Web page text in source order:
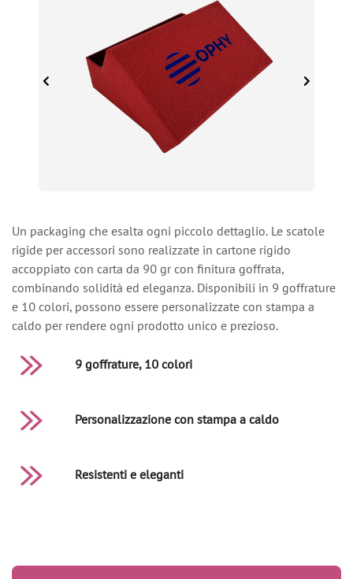
Un packaging che esalta ogni piccolo dettaglio. Le scatole
rigide per accessori sono realizzate in cartone rigido
accoppiato con carta da 90 gr con finitura goffrata,
combinando solidità ed eleganza. Disponibili in 9 goffrature
e 10 colori, possono essere personalizzate con stampa a
caldo per rendere ogni prodotto unico e prezioso.
9 goffrature, 10 colori
Personalizzazione con stampa a caldo
Resistenti e eleganti